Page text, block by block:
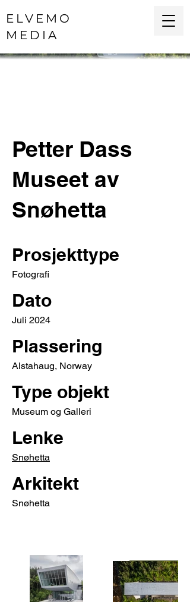
ELVEMO
MEDIA
Petter Dass
Museet av
Snøhetta
Prosjekttype
Fotografi
Dato
Juli 2024
Plassering
Alstahaug, Norway
Type objekt
Museum og Galleri
Lenke
Snøhetta
Arkitekt
Snøhetta